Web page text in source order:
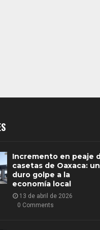
Incremento en peaje
casetas de Oaxaca: un
duro golpe a la
economía local
13 de abril de 2026
0 Comments